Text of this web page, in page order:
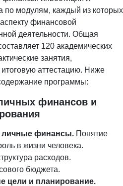
по модулям, каждый из которых
финансовой
деятельности. Общая
120 академических
занятия,
аттестацию. Ниже
программы:
финансов и
личные финансы. Понятие
в жизни человека.
расходов.
бюджета.
цели и планирование.